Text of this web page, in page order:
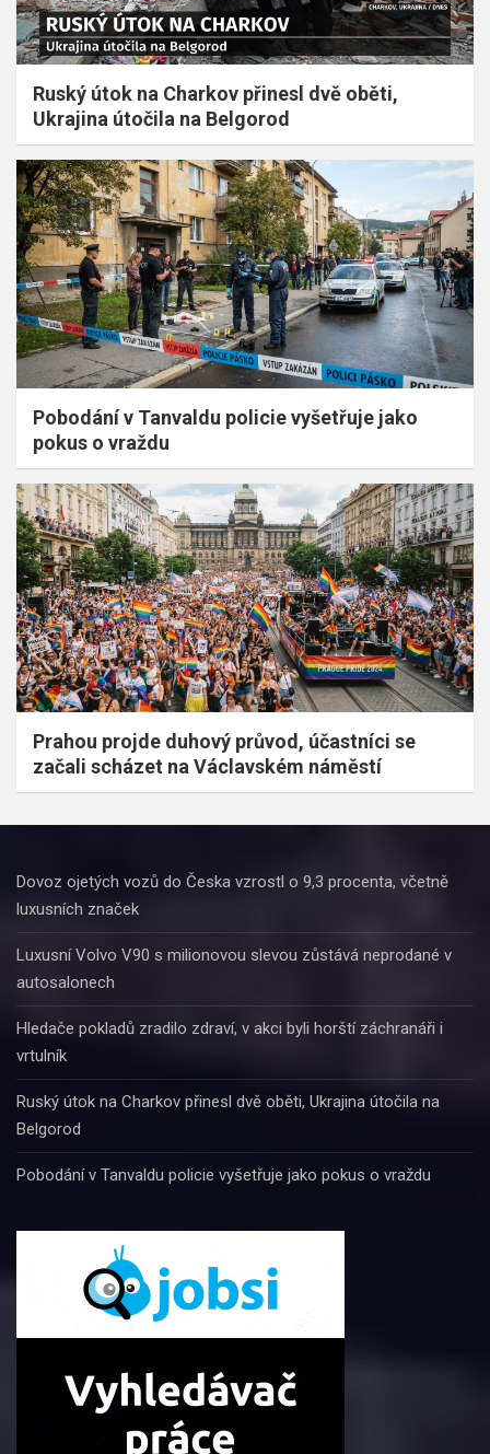
Ruský útok na Charkov přinesl dvě oběti,
Ukrajina útočila na Belgorod
Pobodání v Tanvaldu policie vyšetřuje jako
pokus o vraždu
Prahou projde duhový průvod, účastníci se
začali scházet na Václavském náměstí
Dovoz ojetých vozů do Česka vzrostl o 9,3 procenta, včetně
luxusních značek
Luxusní Volvo V90 s milionovou slevou zůstává neprodané v
autosalonech
Hledače pokladů zradilo zdraví, v akci byli horští záchranáři i
vrtulník
Ruský útok na Charkov přinesl dvě oběti, Ukrajina útočila na
Belgorod
Pobodání v Tanvaldu policie vyšetřuje jako pokus o vraždu